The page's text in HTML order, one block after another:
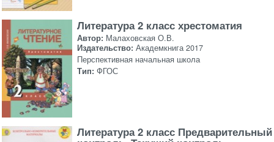
Литература 2 класс хрестоматия
Автор: Малаховская О.В.
Издательство: Академкнига 2017
Перспективная начальная школа
Тип: ФГОС
Литература 2 класс Предварительный